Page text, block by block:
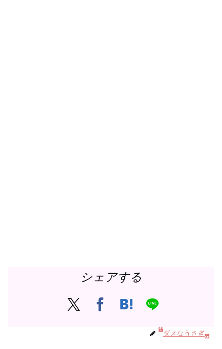
シェアする
ダメなうさぎ